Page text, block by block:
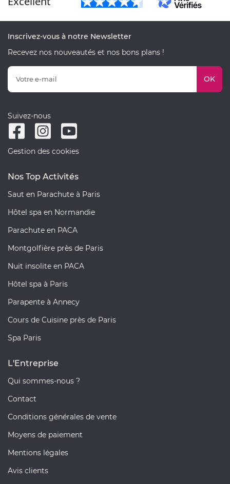
Inscrivez-vous à notre Newsletter
Recevez nos nouveautés et nos bons plans !
OK
Suivez-nous
Gestion des cookies
Nos Top Activités
Saut en Parachute à Paris
Hôtel spa en Normandie
Parachute en PACA
Montgolfière près de Paris
Nuit insolite en PACA
Hôtel spa à Paris
Parapente à Annecy
Cours de Cuisine près de Paris
Spa Paris
L'Entreprise
Qui sommes-nous ?
Contact
Conditions générales de vente
Moyens de paiement
Mentions légales
Avis clients